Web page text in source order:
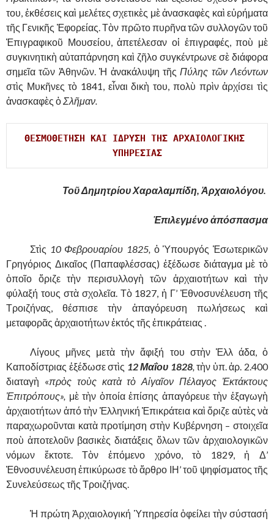
του, ἐκθέσεις καὶ μελέτες σχετικὲς μὲ ἀνασκαφὲς καὶ εὐρήματα
τῆς Γενικῆς Ἐφορείας. Τὸν πρῶτο πυρῆνα τῶν συλλογῶν τοῦ
Ἐπιγραφικοῦ Μουσείου, ἀπετέλεσαν οἱ ἐπιγραφές, ποὺ μὲ
συγκινητικὴ αὐταπάρνηση καὶ ζῆλο συγκέντρωνε σὲ διάφορα
σημεῖα τῶν Ἀθηνῶν. Ἡ ἀνακάλυψη τῆςΠύλης τῶν Λεόντων
στὶς Μυκῆνες τὸ 1841, εἶναι δικὴ του, πολὺ πρὶν ἀρχίσει τὶς
ἀνασκαφὲς ὁΣλῆμαν.
ΘΕΣΜΟΘΕΤΗΣΗ ΚΑΙ ΙΔΡΥΣΗ ΤΗΣ ΑΡΧΑΙΟΛΟΓΙΚΗΣ
ΥΠΗΡΕΣΙΑΣ
Τοῦ Δημητρίου Χαραλαμπίδη, Ἀρχαιολόγου.
Ἐπιλεγμένο ἀπόσπασμα
Στὶς 10 Φεβρουαρίου 1825, ὁ Ὑπουργός Ἐσωτερικῶν
Γρηγόριος Δικαῖος (Παπαφλέσσας) ἐξέδωσε διάταγμα μὲ τὸ
ὁποῖο ὅριζε τὴν περισυλλογὴ τῶν ἀρχαιοτήτων καὶ τὴν
φύλαξή τους στὰ σχολεῖα. Τὸ 1827, ἡ Γ’ Ἐθνοσυνέλευση τῆς
Τροιζήνας, θέσπισε τὴν ἀπαγόρευση πωλήσεως καὶ
μεταφορᾶς ἀρχαιοτήτων ἐκτός τῆς ἐπικράτειας .
Λίγους μῆνες μετὰ τὴν ἄφιξή του στὴν Ἑλλ άδα, ὁ
Καποδίστριας ἐξέδωσε στὶς 12 Μαΐου 1828, τὴν ὑπ. ἀρ. 2.400
διαταγὴ «πρὸς τοὺς κατὰ τὸ Αἰγαῖον Πέλαγος Ἐκτάκτους
Ἐπιτρόπους», μὲ τὴν ὁποία ἐπίσης ἀπαγόρευε τὴν ἐξαγωγὴ
ἀρχαιοτήτων ἀπό τὴν Ἑλληνική Ἐπικράτεια καὶ ὅριζε αὐτὲς νὰ
παραχωροῦνται κατὰ προτίμηση στὴν Κυβέρνηση – στοιχεῖα
ποὺ ἀποτελοῦν βασικὲς διατάξεις ὅλων τῶν ἀρχαιολογικῶν
νόμων ἔκτοτε. Τὸν ἐπόμενο χρόνο, τὸ 1829, ἡ Δ’
Ἐθνοσυνέλευση ἐπικύρωσε τὸ ἄρθρο ΙΗ’ τοῦ ψηφίσματος τῆς
Συνελεύσεως τῆς Τροιζήνας.
Ἡ πρώτη Ἀρχαιολογική Ὑπηρεσία ὁφείλει τὴν σύστασή